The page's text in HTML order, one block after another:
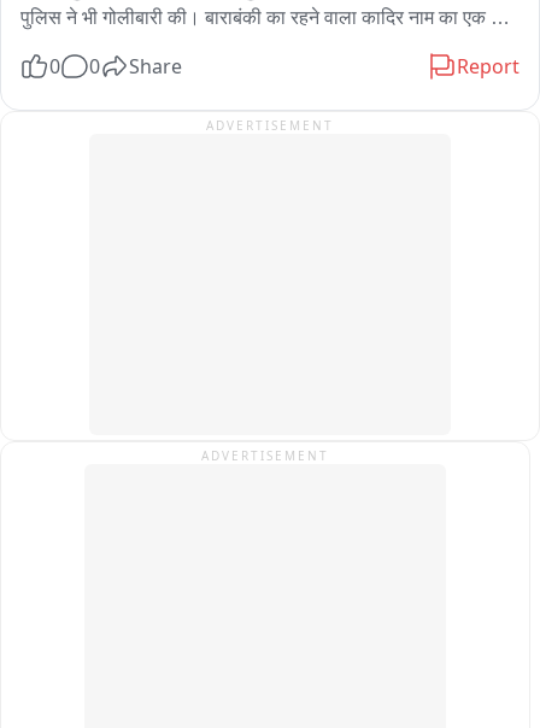
पुलिस ने भी गोलीबारी की। बाराबंकी का रहने वाला कादिर नाम का एक
से ही हत्या समेत कई मामले दर्ज हैं। कादिर के अलावा, चार अन्य संदिग्धों को
तार काटने के औज़ार और एक हथियार मिला। यह घटना तार चोरी की उन
0 0 Share Report
ADVERTISEMENT
ADVERTISEMENT